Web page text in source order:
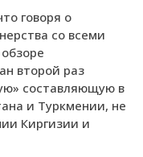
говоря о
со всеми
второй раз
составляющую в
и Туркмении, не
Киргизии и